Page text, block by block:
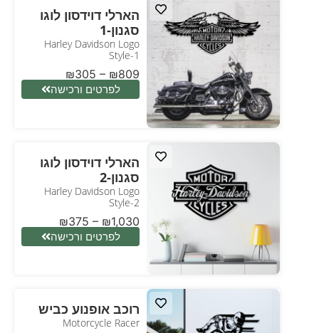
הארלי דוידסון לוגו
סגנון-1
Harley Davidson Logo
Style-1
₪305 – ₪809
לפרטים ורכישה
הארלי דוידסון לוגו
סגנון-2
Harley Davidson Logo
Style-2
₪375 – ₪1,030
לפרטים ורכישה
רוכב אופנוע כביש
Motorcycle Racer